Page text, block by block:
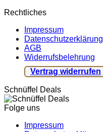
Rechtliches
Impressum
Datenschutzerklärung
AGB
Widerrufsbelehrung
Vertrag widerrufen
Schnüffel Deals
Folge uns
Impressum